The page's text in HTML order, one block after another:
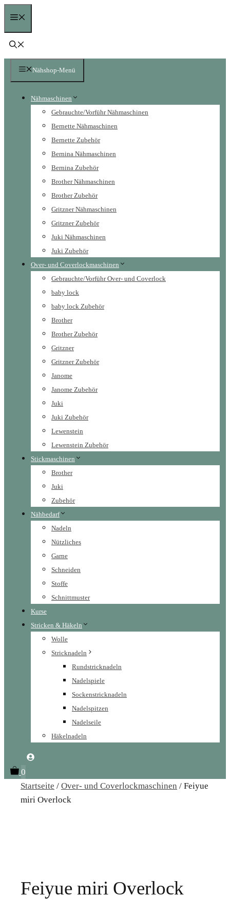
springen
Nähshop-Menü
Nähmaschinen
Gebrauchte/Vorführ Nähmaschinen
Bernette Nähmaschinen
Bernette Zubehör
Bernina Nähmaschinen
Bernina Zubehör
Brother Nähmaschinen
Brother Zubehör
Gritzner Nähmaschinen
Gritzner Zubehör
Juki Nähmaschinen
Juki Zubehör
Over- und Coverlockmaschinen
Gebrauchte/Vorführ Over- und Coverlock
baby lock
baby lock Zubehör
Brother
Brother Zubehör
Gritzner
Gritzner Zubehör
Janome
Janome Zubehör
Juki
Juki Zubehör
Lewenstein
Lewenstein Zubehör
Stickmaschinen
Brother
Juki
Zubehör
Nähbedarf
Nadeln
Nützliches
Garne
Schneiden
Stoffe
Schnittmuster
Kurse
Stricken & Häkeln
Wolle
Stricknadeln
Rundstricknadeln
Nadelspiele
Sockenstricknadeln
Nadelspitzen
Nadelseile
Häkelnadeln
0
Startseite / Over- und Coverlockmaschinen / Feiyue
miri Overlock
Feiyue miri Overlock